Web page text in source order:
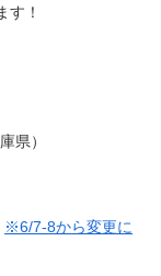
す！
県）
※6/7-8から変更に